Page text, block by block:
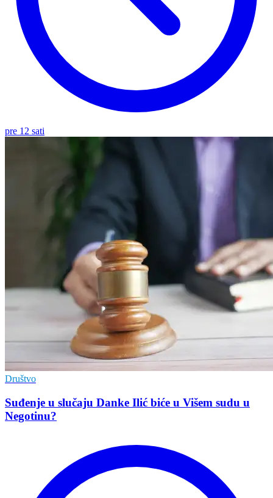
pre 12 sati
Društvo
Suđenje u slučaju Danke Ilić biće u Višem sudu u
Negotinu?